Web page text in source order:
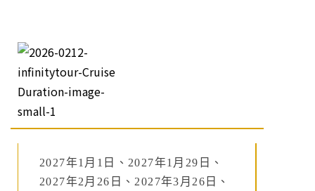
2027年1月1日、2027年1月29日、
2027年2月26日、2027年3月26日、